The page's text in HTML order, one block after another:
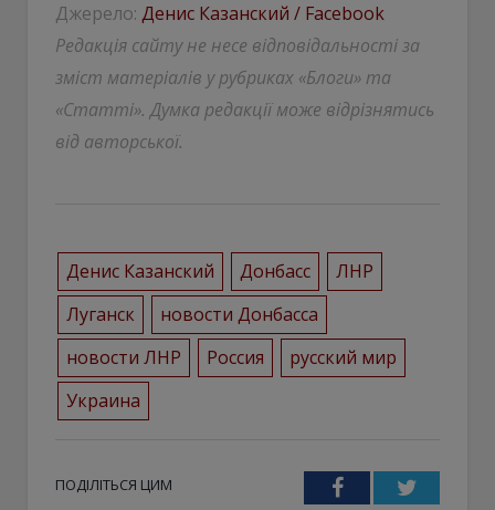
Джерело: Денис Казанский / Facebook
Редакція сайту не несе відповідальності за
зміст матеріалів у рубриках «Блоги» та
«Статті». Думка редакції може відрізнятись
від авторської.
Денис Казанский Донбасс
ЛНР
Луганск
новости Донбасса
новости ЛНР
Россия
русский мир
Украина
ПОДІЛІТЬСЯ ЦИМ FacebookTwitter